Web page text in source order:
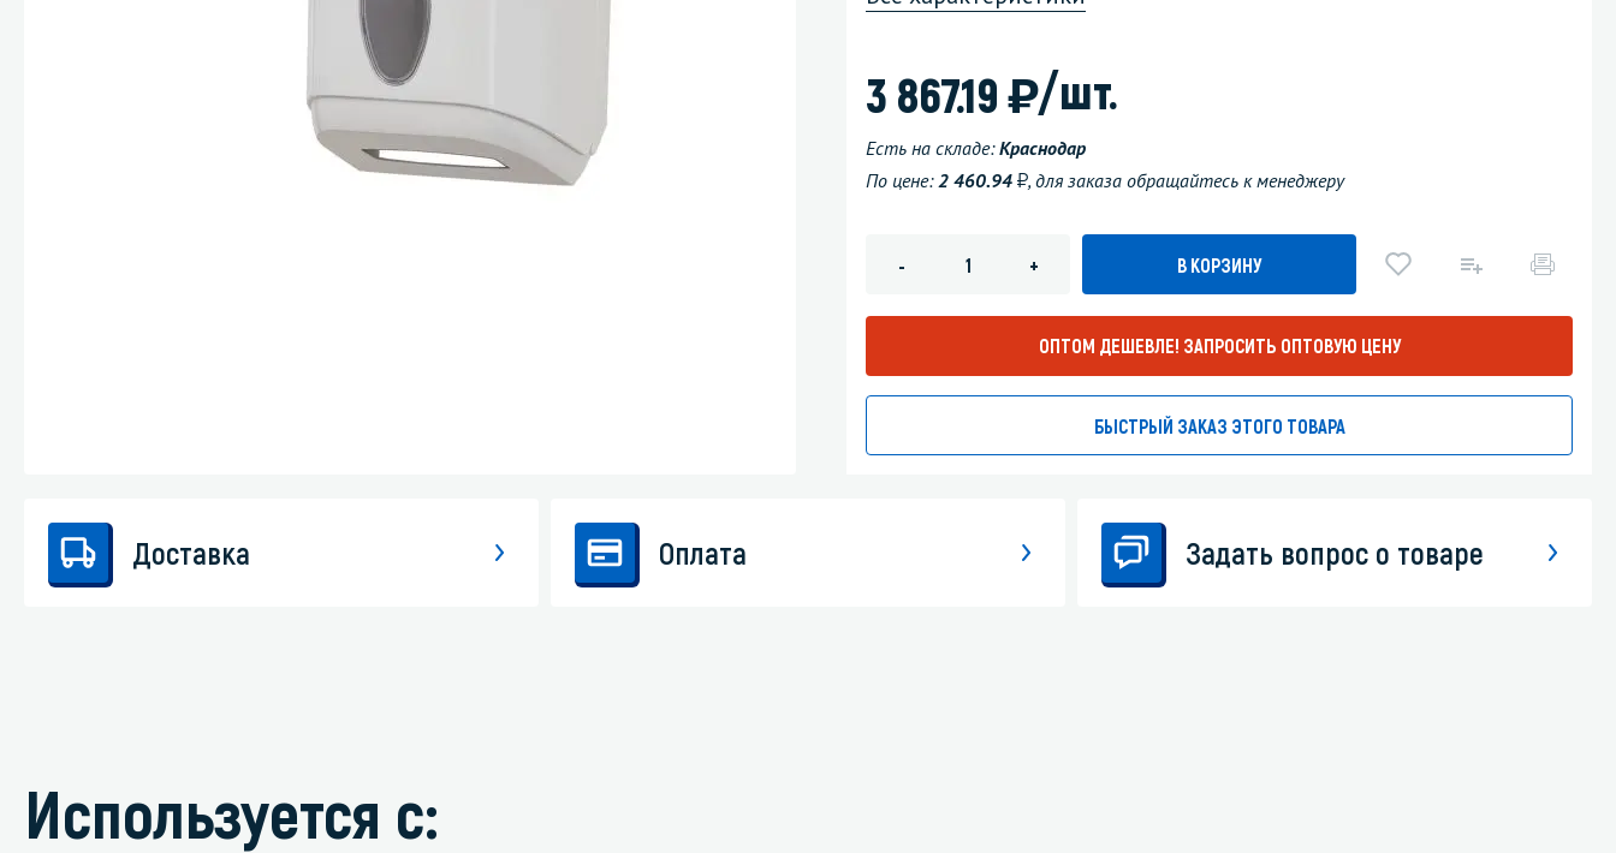
Автохимия Личная гигиена
3 867.19)/шт.
Есть на складе:Краснодар
По цене:2 460.94 у, для заказа обращайтесь к менеджеру
- + В КОРЗИНУ
ОПТОМ ДЕШЕВЛЕ! ЗАПРОСИТЬ ОПТОВУЮ ЦЕНУ
БЫСТРЫЙ ЗАКАЗ ЭТОГО ТОВАРА
Доставка Оплата Задать вопрос о товаре
Используется с: